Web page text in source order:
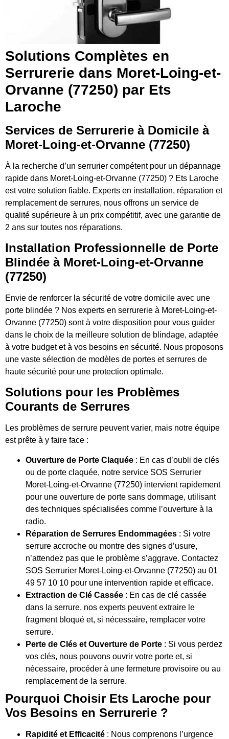
Solutions Complètes en
Serrurerie dans Moret-Loing-et-
Orvanne (77250) par Ets
Laroche
Services de Serrurerie à Domicile à
Moret-Loing-et-Orvanne (77250)
À la recherche d’un serrurier compétent pour un dépannage
rapide dans Moret-Loing-et-Orvanne (77250) ? Ets Laroche
est votre solution fiable. Experts en installation, réparation et
remplacement de serrures, nous offrons un service de
qualité supérieure à un prix compétitif, avec une garantie de
2 ans sur toutes nos réparations.
Installation Professionnelle de Porte
Blindée à Moret-Loing-et-Orvanne
(77250)
Envie de renforcer la sécurité de votre domicile avec une
porte blindée ? Nos experts en serrurerie à Moret-Loing-et-
Orvanne (77250) sont à votre disposition pour vous guider
dans le choix de la meilleure solution de blindage, adaptée
à votre budget et à vos besoins en sécurité. Nous proposons
une vaste sélection de modèles de portes et serrures de
haute sécurité pour une protection optimale.
Solutions pour les Problèmes
Courants de Serrures
Les problèmes de serrure peuvent varier, mais notre équipe
est prête à y faire face :
Ouverture de Porte Claquée : En cas d’oubli de clés
ou de porte claquée, notre service SOS Serrurier
Moret-Loing-et-Orvanne (77250) intervient rapidement
pour une ouverture de porte sans dommage, utilisant
des techniques spécialisées comme l’ouverture à la
radio.
Réparation de Serrures Endommagées : Si votre
serrure accroche ou montre des signes d’usure,
n’attendez pas que le problème s’aggrave. Contactez
SOS Serrurier Moret-Loing-et-Orvanne (77250) au 01
49 57 10 10 pour une intervention rapide et efficace.
Extraction de Clé Cassée : En cas de clé cassée
dans la serrure, nos experts peuvent extraire le
fragment bloqué et, si nécessaire, remplacer votre
serrure.
Perte de Clés et Ouverture de Porte : Si vous perdez
vos clés, nous pouvons ouvrir votre porte et, si
nécessaire, procéder à une fermeture provisoire ou au
remplacement de la serrure.
Pourquoi Choisir Ets Laroche pour
Vos Besoins en Serrurerie ?
Rapidité et Efficacité : Nous comprenons l’urgence